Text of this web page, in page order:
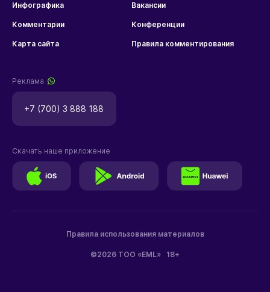
Инфографика Вакансии
Комментарии Конференции
Карта сайта Правила комментирования
Реклама
+7 (700) 3 888 188
©2026 ТОО «EML» 18+
Правила использования материалов
Скачать наше приложение